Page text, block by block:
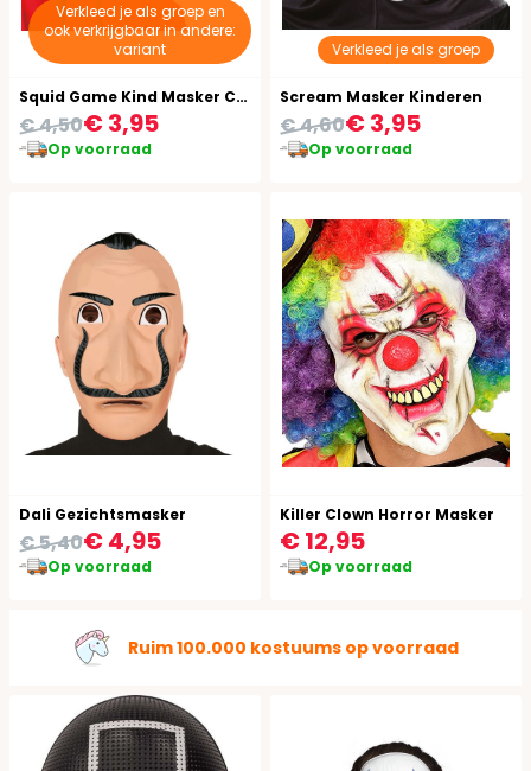
Verkleed je als groep en
ook verkrijgbaar in andere:
variant
Squid Game Kind Masker Cirkel
€ 3,95
€ 4,50
Op voorraad
Verkleed je als groep
Scream Masker Kinderen
€ 3,95
€ 4,60
Op voorraad
Dali Gezichtsmasker
€ 4,95
€ 5,40
Op voorraad
Killer Clown Horror Masker
€ 12,95
Op voorraad
Ruim 100.000 kostuums op voorraad